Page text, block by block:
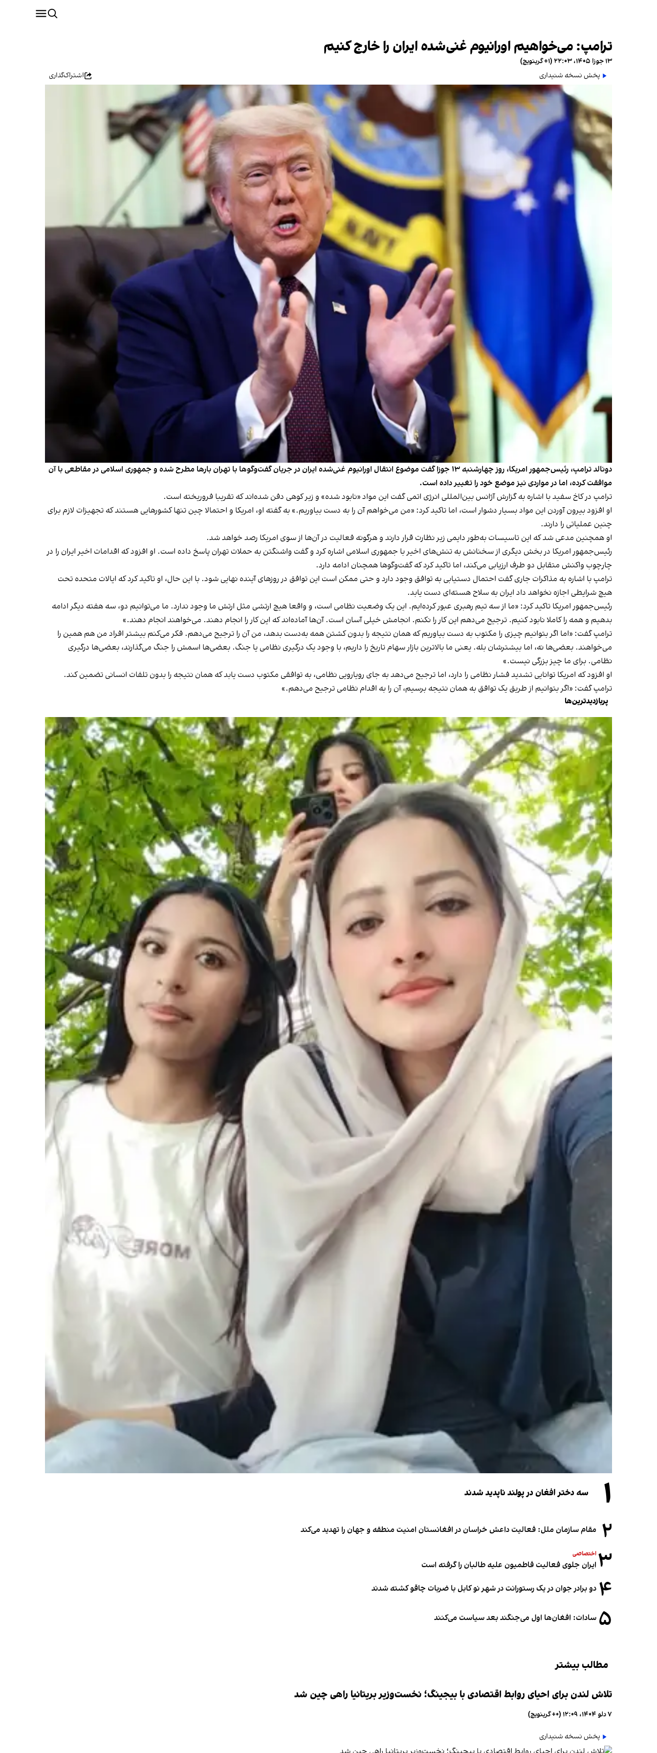
ترامپ: می‌خواهیم اورانیوم غنی‌شده ایران را خارج کنیم
۱۳ جوزا ۱۴۰۵، ۲۲:۰۳ (‎+۱ گرینویچ)
پخش نسخه شنیداری
اشتراک‌گذاری
دونالد ترامپ، رئیس‌جمهور امریکا، روز چهارشنبه ۱۳ جوزا گفت موضوع انتقال اورانیوم غنی‌شده ایران در جریان گفت‌وگوها با تهران بارها مطرح شده و جمهوری اسلامی در مقاطعی با آن
موافقت کرده، اما در مواردی نیز موضع خود را تغییر داده است.
ترامپ در کاخ سفید با اشاره به گزارش آژانس بین‌المللی انرژی اتمی گفت این مواد «نابود شده» و زیر کوهی دفن شده‌اند که تقریبا فروریخته است.
او افزود بیرون آوردن این مواد بسیار دشوار است، اما تاکید کرد: «من می‌خواهم آن را به دست بیاوریم.» به گفته او، امریکا و احتمالا چین تنها کشورهایی هستند که تجهیزات لازم برای
چنین عملیاتی را دارند.
او همچنین مدعی شد که این تاسیسات به‌طور دایمی زیر نظارت قرار دارند و هرگونه فعالیت در آن‌ها از سوی امریکا رصد خواهد شد.
رئیس‌جمهور امریکا در بخش دیگری از سخنانش به تنش‌های اخیر با جمهوری اسلامی اشاره کرد و گفت واشنگتن به حملات تهران پاسخ داده است. او افزود که اقدامات اخیر ایران را در
چارچوب واکنش متقابل دو طرف ارزیابی می‌کند، اما تاکید کرد که گفت‌وگوها همچنان ادامه دارد.
ترامپ با اشاره به مذاکرات جاری گفت احتمال دستیابی به توافق وجود دارد و حتی ممکن است این توافق در روزهای آینده نهایی شود. با این حال، او تاکید کرد که ایالات متحده تحت
هیچ شرایطی اجازه نخواهد داد ایران به سلاح هسته‌ای دست یابد.
رئیس‌جمهور امریکا تاکید کرد: «ما از سه تیم رهبری عبور کرده‌ایم. این یک وضعیت نظامی است، و واقعا هیچ ارتشی مثل ارتش ما وجود ندارد. ما می‌توانیم دو، سه هفته دیگر ادامه
بدهیم و همه را کاملا نابود کنیم. ترجیح می‌دهم این کار را نکنم. انجامش خیلی آسان است. آن‌ها آماده‌اند که این کار را انجام دهند. می‌خواهند انجام دهند.»
ترامپ گفت: «اما اگر بتوانیم چیزی را مکتوب به دست بیاوریم که همان نتیجه را بدون کشتن همه به‌دست بدهد، من آن را ترجیح می‌دهم. فکر می‌کنم بیشتر افراد من هم همین را
می‌خواهند. بعضی‌ها نه، اما بیشترشان بله. یعنی ما بالاترین بازار سهام تاریخ را داریم، با وجود یک درگیری نظامی یا جنگ. بعضی‌ها اسمش را جنگ می‌گذارند، بعضی‌ها درگیری
نظامی. برای ما چیز بزرگی نیست.»
او افزود که امریکا توانایی تشدید فشار نظامی را دارد، اما ترجیح می‌دهد به جای رویارویی نظامی، به توافقی مکتوب دست یابد که همان نتیجه را بدون تلفات انسانی تضمین کند.
ترامپ گفت: «اگر بتوانیم از طریق یک توافق به همان نتیجه برسیم، آن را به اقدام نظامی ترجیح می‌دهم.»
پربازدیدترین‌ها
۱ سه دختر افغان در پولند ناپدید شدند
۲ مقام سازمان ملل: فعالیت داعش خراسان در افغانستان امنیت منطقه و جهان را تهدید می‌کند
۳ اختصاصی
ایران جلوی فعالیت فاطمیون علیه طالبان را گرفته است
۴ دو برادر جوان در یک رستورانت در شهر نو کابل با ضربات چاقو کشته شدند
۵ سادات: افغان‌ها اول می‌جنگند بعد سیاست می‌کنند
مطالب بیشتر
تلاش لندن برای احیای روابط اقتصادی با بیجینگ؛ نخست‌وزیر بریتانیا راهی چین شد
۷ دلو ۱۴۰۴، ۱۲:۰۹ (‎+۰ گرینویچ)
پخش نسخه شنیداری